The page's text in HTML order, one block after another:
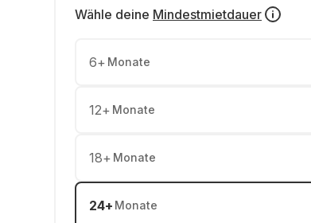
Wähle deine Mindestmietdauer
6+ Monate
12+ Monate
18+ Monate
24+ Monate